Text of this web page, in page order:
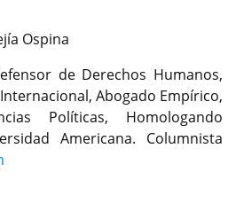
Ospina
de Derechos Humanos,
Abogado Empírico,
Políticas, Homologando
Americana. Columnista